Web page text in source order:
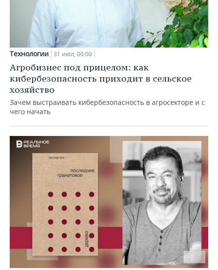
Технологии 31 июл, 00:00
Агробизнес под прицелом: как
кибербезопасность приходит в сельское
хозяйство
Зачем выстраивать кибербезопасность в агросекторе и с
чего начать